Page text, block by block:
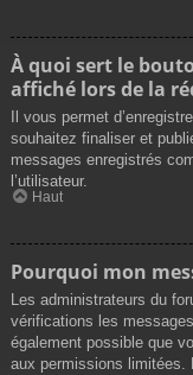
À quoi sert le
affiché lors de la
Il vous permet
souhaitez finaliser et
messages enregistrés
l’utilisateur.
Haut
Pourquoi mon
Les administrateurs du
vérifications les
également possible que
aux permissions limitées.